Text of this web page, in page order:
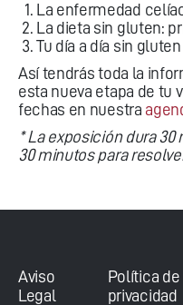
La enfermedad
La dieta sin gluten:
Tu día a día sin gluten
Así tendrás toda la
esta nueva etapa de tu
fechas en nuestra
* La exposición dura
30 minutos para
Aviso
Legal
Política de
privacidad